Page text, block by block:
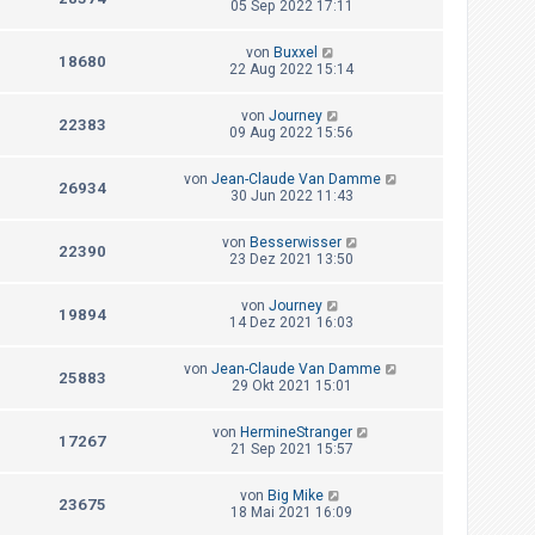
05 Sep 2022 17:11
18680 von Buxxel
22 Aug 2022 15:14
22383 vonJourney
09 Aug 2022 15:56
26934 von Jean-Claude Van Damme
30 Jun 2022 11:43
22390 von Besserwisser
23 Dez 2021 13:50
19894 vonJourney
14 Dez 2021 16:03
25883 von Jean-Claude Van Damme
29 Okt 2021 15:01
17267 von HermineStranger
21 Sep 2021 15:57
23675 von Big Mike
18 Mai 2021 16:09